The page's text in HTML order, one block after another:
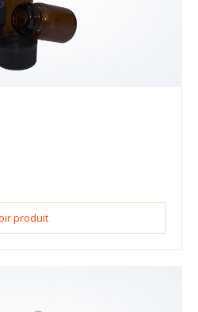
produit